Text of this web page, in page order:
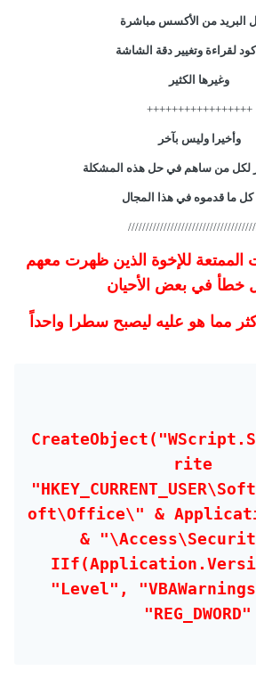
البريد من الأكسس مباشرة
لقراءة وتغيير دقة الشاشة
وغيرها الكثير
+++++++++++++++++
وأخيرا وليس بآخر
لكل من ساهم في حل هذه المشكلة
ما قدموه في هذا المجال
الممتعة للإخوة الذين ظهرت معهم
خطأ في بعض الأحيان
مما هو عليه ليصبح سطرا واحداً
rite
oft\Office\" &
&
"Level",
"REG_DWORD"